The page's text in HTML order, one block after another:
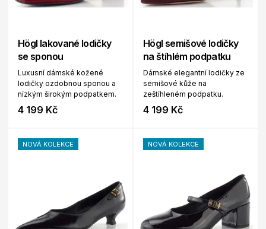
Högl lakované lodičky
se sponou
Luxusní dámské kožené
lodičky ozdobnou sponou a
nízkým širokým podpatkem.
4 199 Kč
Högl semišové lodičky
na štíhlém podpatku
Dámské elegantní lodičky ze
semišové kůže na
zeštíhleném podpatku.
4 199 Kč
NOVÁ KOLEKCE NOVÁ KOLEKCE